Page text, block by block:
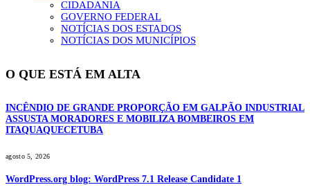
CIDADANIA
GOVERNO FEDERAL
NOTÍCIAS DOS ESTADOS
NOTÍCIAS DOS MUNICÍPIOS
O QUE ESTÁ EM ALTA
INCÊNDIO DE GRANDE PROPORÇÃO EM GALPÃO INDUSTRIAL
ASSUSTA MORADORES E MOBILIZA BOMBEIROS EM
ITAQUAQUECETUBA
agosto 5, 2026
WordPress.org blog: WordPress 7.1 Release Candidate 1